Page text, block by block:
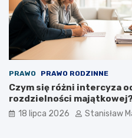
PRAWO PRAWO RODZINNE
Czym się różni intercyza
rozdzielności
18 lipca 2026 Stanisław